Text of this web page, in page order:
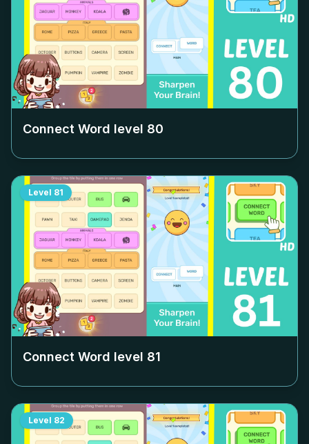
Connect Word level 80
Level 81
Connect Word level 81
Level 82